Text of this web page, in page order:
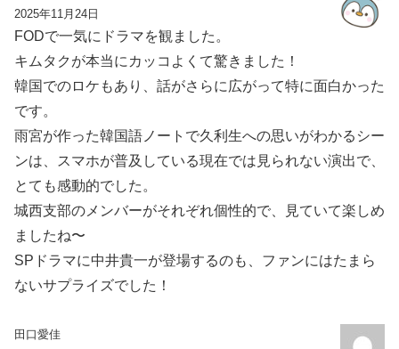
2025年11月24日
FODで一気にドラマを観ました。
キムタクが本当にカッコよくて驚きました！
韓国でのロケもあり、話がさらに広がって特に面白かった
です。
雨宮が作った韓国語ノートで久利生への思いがわかるシー
ンは、スマホが普及している現在では見られない演出で、
とても感動的でした。
城西支部のメンバーがそれぞれ個性的で、見ていて楽しめ
ましたね〜
SPドラマに中井貴一が登場するのも、ファンにはたまら
ないサプライズでした！
田口愛佳